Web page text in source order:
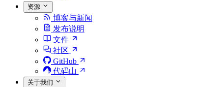
资源
博客与新闻
发布说明
文件
社区
GitHub
代码山
关于我们